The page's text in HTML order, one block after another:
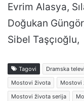
Evrim Alasya,
Doğukan
Sibel Taşçıoğlu,
Tagovi Dramska
Mostovi života
Mostovi
Mostovi života serija